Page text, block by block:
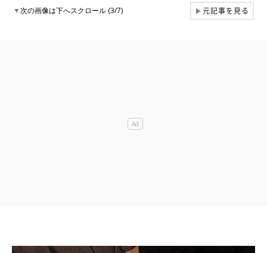
▼次の画像は下へスクロール (3/7) ▶元記事を見る